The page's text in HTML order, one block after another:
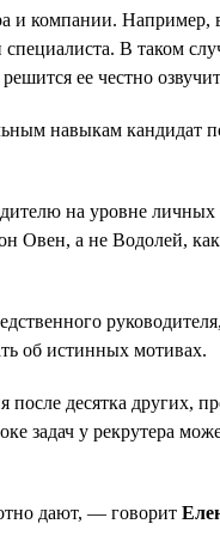
компании. Например,
специалиста. В таком
ее честно
навыкам кандидат
на уровне
Овен, а не Водолей,
об истинных мотивах.
десятка других,
задач у рекрутера
дают, — говорит